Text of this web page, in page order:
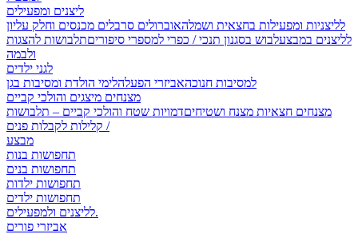
ליצנים ומפעילים
לליצניות ומפעילות בחצאית ושמלהאוברולים סרבלים מכנסים וחלק עליון
לליצנים במבצעלבוש בסגנון תנכי / כפרי למספרי סיפוריםתלבושות להצגות
ולבמה
לגני ילדים
למסיבות חנוכהאביזרי הפעלהלימי הולדת ומסיבות בגן
מצנחים מיצגים והולכי קביים
מצנחים חצאיות מצנח ושטיחיםדמויות שטח והולכי קביים – תלבושות
קלילות לקבלות פנים /
מבצע
תחפושות בנות
תחפושות בנים
תחפושות ילדות
תחפושות ילדים
לליצנים ולמפעילים.
אביזרי פורים